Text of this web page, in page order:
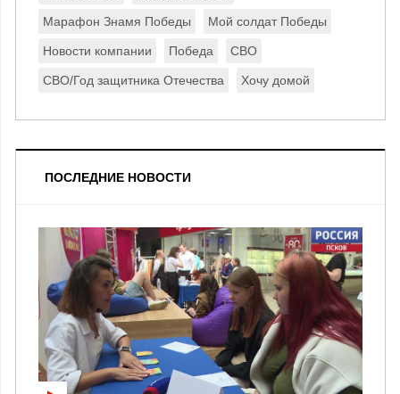
Марафон Знамя Победы Мой солдат Победы
Новости компании Победа СВО
СВО/Год защитника Отечества Хочу домой
ПОСЛЕДНИЕ НОВОСТИ